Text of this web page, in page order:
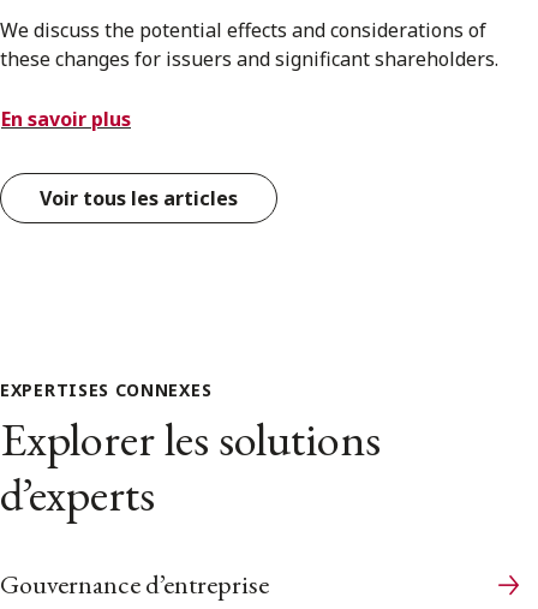
We discuss the potential effects and considerations of
these changes for issuers and significant shareholders.
En savoir plus
Voir tous les articles
EXPERTISES CONNEXES
Explorer les solutions
d’experts
Gouvernance d’entreprise